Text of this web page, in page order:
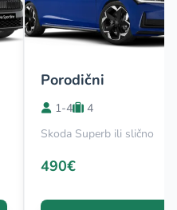
Porodični
1-4
4
Skoda Superb ili slično
490€